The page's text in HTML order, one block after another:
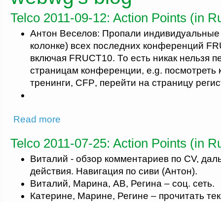
Telco 2011-09-12: Action Points (in
Антон Веселов: Пропали
колонке) всех последних конференций
включая FRUCT10. То есть никак нельзя
страницам конференции, e.g. посмотреть
тренинги, CFP, перейти на страницу
Read more
Telco 2011-07-25: Action Points (in
Виталий - обзор комментариев по CV,
действия. Навигация по сиви (Антон).
Виталий, Марина, АВ, Регина – соц. сеть.
Катерине, Марине, Регине – прочитать